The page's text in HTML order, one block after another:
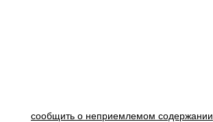
сообщить о неприемлемом содержании